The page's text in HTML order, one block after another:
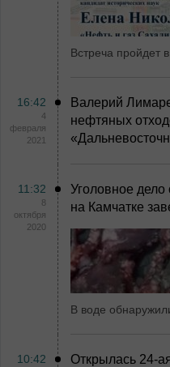
Встреча пройдет
16:42
4
февраля
2021
Валерий
нефтяных
11:32
8
октября
2020
Уголовное дело
на Камчатке
В воде
10:42
Открылась 24-